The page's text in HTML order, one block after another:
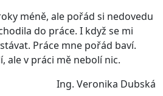
méně, ale pořád si nedovedu
do práce. I když se mi
Práce mne pořád baví.
ale v práci mě nebolí nic.
Ing. Veronika Dubská